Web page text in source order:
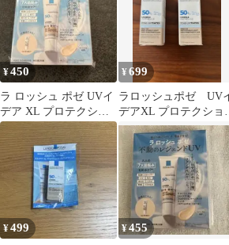
¥450
ラ ロッシュ ポゼ UVイ
デア XL プロテクショ
ン トーンアップ ティン
¥699
ラロッシュポゼ UV
デアXL プロテクション
トーンアップ ティン
ト 3mL×2
¥499 ¥455